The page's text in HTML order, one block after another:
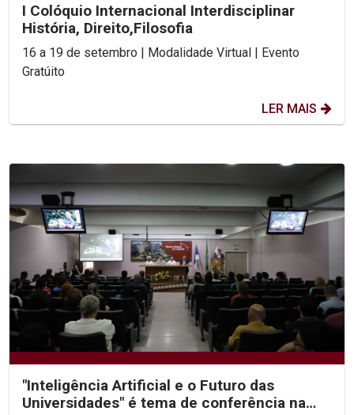
I Colóquio Internacional Interdisciplinar
História, Direito,Filosofia
16 a 19 de setembro | Modalidade Virtual | Evento
LER MAIS
"Inteligência Artificial e o Futuro das
Universidades" é tema de conferência na